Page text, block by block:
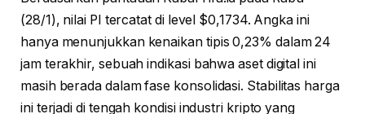
(28/1), nilai PI tercatat di level $0,1734. Angka ini
hanya menunjukkan kenaikan tipis 0,23% dalam 24
jam terakhir, sebuah indikasi bahwa aset digital ini
masih berada dalam fase konsolidasi. Stabilitas harga
ini terjadi di tengah kondisi industri kripto yang